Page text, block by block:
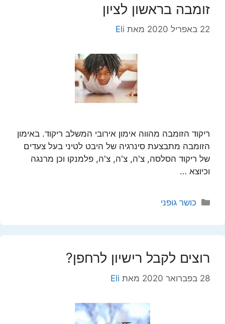
זומבה בראשון לציון
22 באפריל 2020 מאת Eli
ריקוד הזומבה מהווה אימון אירובי המשלב ריקוד. באימון
הזומבה מתבצעת סינרגיה של היבט לטיני בעל צעדים
של ריקוד הסלסה, צ'ה, צ'ה, צ'ה, פלמנקו וכן מרנגה
וכיוצא …
קטגוריות
כושר גופני
רוצים לקבל רישיון לרחפן?
28 בפברואר 2020 מאת Eli